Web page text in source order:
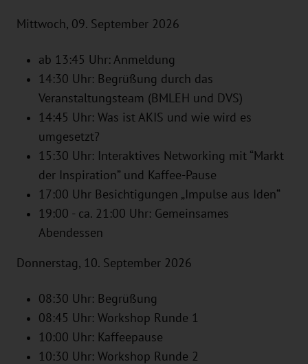
Mittwoch, 09. September 2026
ab 13:45 Uhr: Anmeldung
14:30 Uhr: Begrüßung durch das
Veranstaltungsteam (BMLEH und DVS)
14:45 Uhr: Was ist AKIS und wie wird es
umgesetzt?
15:30 Uhr: Interaktives Networking mit “Markt
der Inspiration” und Kaffee-Pause
17:00 Uhr Besichtigungen „Impulse aus Iden“
19:00 - ca. 21:00 Uhr: Gemeinsames
Abendessen
Donnerstag, 10. September 2026
08:30 Uhr: Begrüßung
08:45 Uhr: Workshop Runde 1
10:00 Uhr: Kaffeepause
10:30 Uhr: Workshop Runde 2